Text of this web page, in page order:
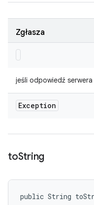
Zgłasza
jeśli odpowiedź
Exception
toString
public String